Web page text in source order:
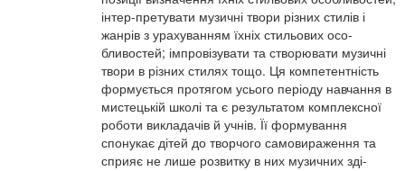
інтер-претувати музичні твори різних стилів і
жанрів з урахуванням їхніх стильових осо-
бливостей; імпровізувати та створювати музичні
твори в різних стилях тощо. Ця компетентність
формується протягом усього періоду навчання в
мистецькій школі та є результатом комплексної
роботи викладачів й учнів. Її формування
спонукає дітей до творчого самовираження та
сприяє не лише розвитку в них музичних зді-